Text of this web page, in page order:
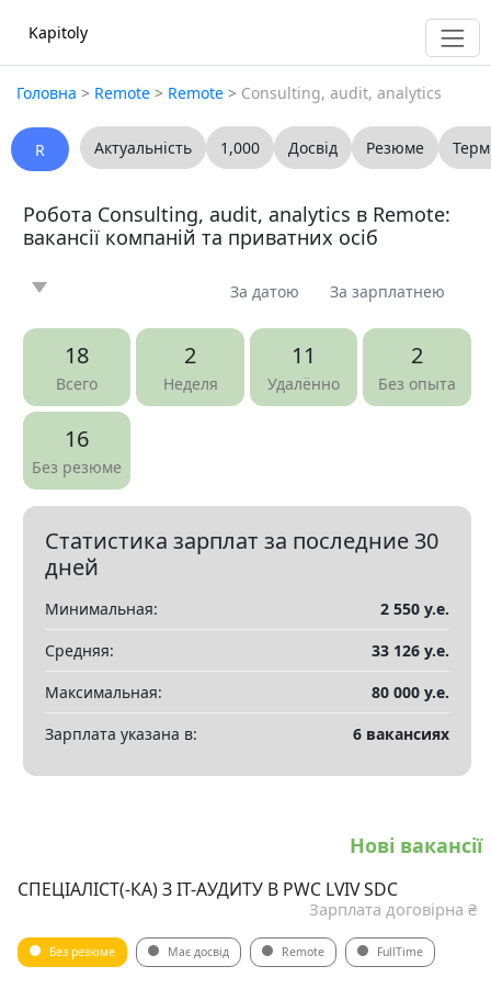
Kapitoly
Головна > Remote > Remote > Consulting, audit, analytics
R Актуальність 1,000 Досвід Резюме
Робота Consulting, audit, analytics в Remote:
вакансії компаній та приватних осіб
Новина 0 Стаття 0 Пропоную 0 Шукаю 0
Запитання Вакансія Резюме
Показать все разделы
За датою За зарплатнею
18
Всего
2
Неделя
11
Удалённо
2
Без опыта
16
Без резюме
Статистика зарплат за последние 30
дней
Минимальная:
2 550 у.е.
Средняя:
33 126 у.е.
Максимальная:
80 000 у.е.
Зарплата указана в:
6 вакансиях
Нові вакансії
СПЕЦІАЛІСТ(-КА) З ІТ-АУДИТУ В PWC LVIV SDC
Зарплата договірна ₴
Без резюме Має досвід Remote FullTime